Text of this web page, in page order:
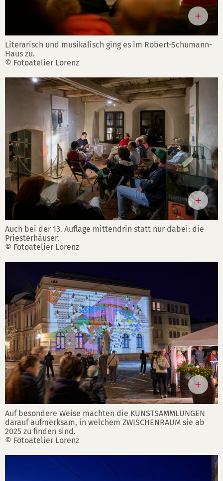
Literarisch und musikalisch ging es im Robert-Schumann-
Haus zu.
© Fotoatelier Lorenz
Auch bei der 13. Auflage mittendrin statt nur dabei: die
Priesterhäuser.
© Fotoatelier Lorenz
Auf besondere Weise machten die KUNSTSAMMLUNGEN
darauf aufmerksam, in welchem ZWISCHENRAUM sie ab
2025 zu finden sind.
© Fotoatelier Lorenz